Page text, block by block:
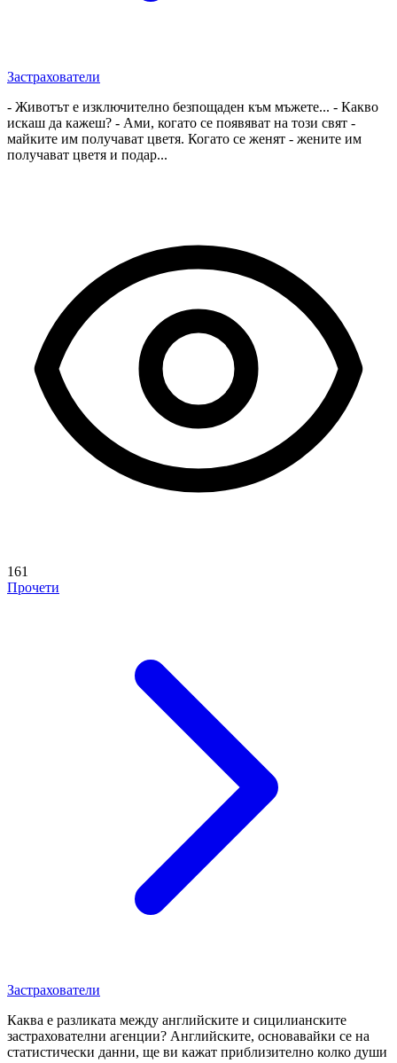
Застрахователи
- Животът е изключително безпощаден към мъжете... - Какво
искаш да кажеш? - Ами, когато се появяват на този свят -
майките им получават цветя. Когато се женят - жените им
получават цветя и подар...
161
Прочети
Застрахователи
Каква е разликата между английските и сицилианските
застрахователни агенции? Английските, основавайки се на
статистически данни, ще ви кажат приблизително колко души